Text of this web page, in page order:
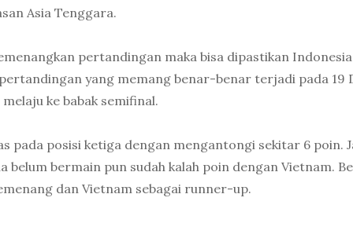
Asia Tenggara.
pertandingan maka bisa dipastikan
yang memang benar-benar terjadi pada 19
ke babak semifinal.
pada posisi ketiga dengan mengantongi sekitar 6 poin.
belum bermain pun sudah kalah poin dengan Vietnam.
dan Vietnam sebagai runner-up.